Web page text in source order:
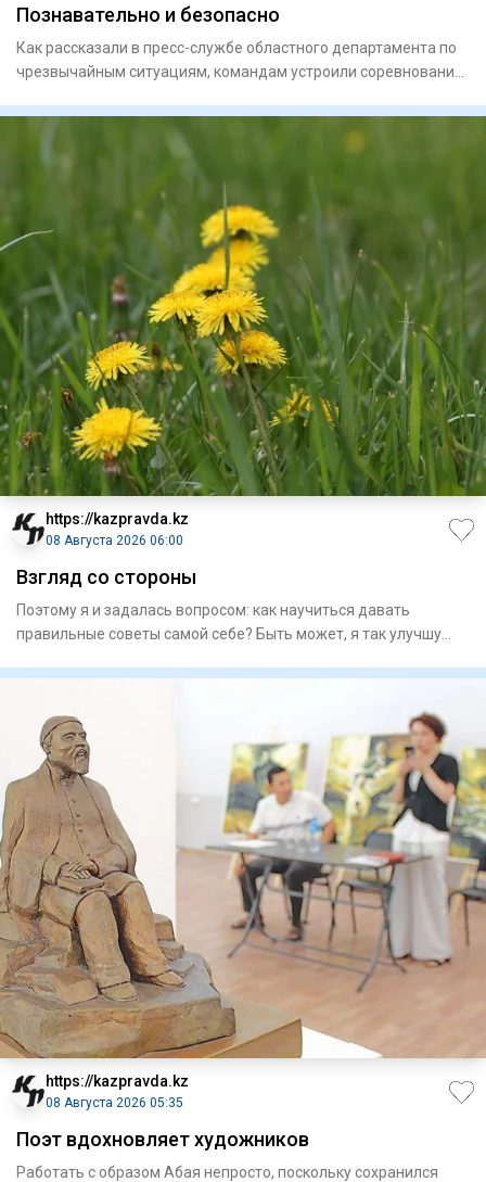
Познавательно и безопасно
Как рассказали в пресс-службе областного департамента по
чрезвычайным ситуациям, командам устроили соревнования
https://kazpravda.kz
08 Августа 2026 06:00
Взгляд со стороны
Поэтому я и задалась вопросом: как научиться давать
правильные советы самой себе? Быть может, я так улучшу
https://kazpravda.kz
08 Августа 2026 05:35
Поэт вдохновляет художников
Работать с образом Абая непросто, поскольку сохранился